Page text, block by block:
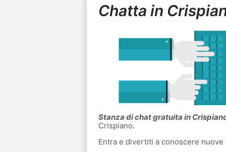
Chatta in
Stanza di chat gratuita in
Crispiano.
Entra e divertiti a conoscere